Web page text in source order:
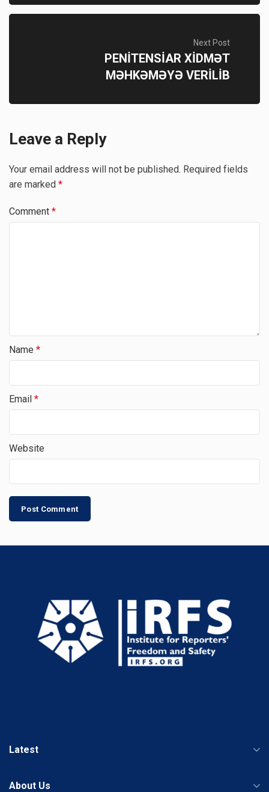
Next Post
PENİTENSİAR XİDMƏT
MƏHKƏMƏYƏ VERİLİB
Leave a Reply
Your email address will not be published. Required fields
are marked *
Comment *
Name *
Email *
Website
Latest
About Us